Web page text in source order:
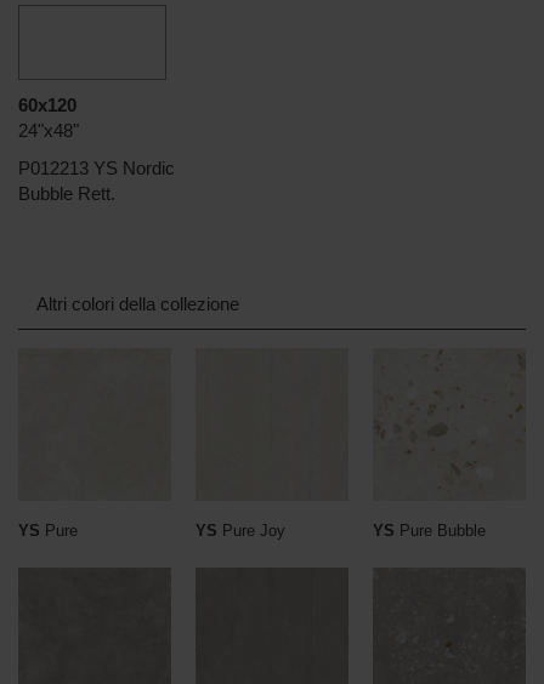
60x120
24"x48"
P012213 YS Nordic
Bubble Rett.
Altri colori della collezione
YS Pure YS Pure Joy YS Pure Bubble